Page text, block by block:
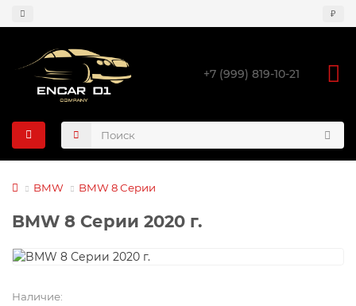
₽
+7 (999) 819-10-21
BMW BMW 8 Серии
BMW 8 Серии 2020 г.
Наличие: